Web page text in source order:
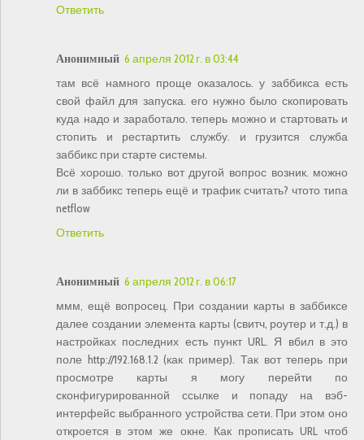
Ответить
Анонимный 6 апреля 2012 г. в 03:44
там всё намного проще оказалось. у заббикса есть
свой файл для запуска. его нужно было скопировать
куда надо и заработало. теперь можно и стартовать и
стопить и рестартить службу. и грузится служба
заббикс при старте системы.
Всё хорошо. только вот другой вопрос возник. можно
ли в заббикс теперь ещё и трафик считать? чтото типа
netflow
Ответить
Анонимный 6 апреля 2012 г. в 06:17
ммм, ещё вопросец. При создании карты в заббиксе
далее создании элемента карты (свитч, роутер и т.д.) в
настройках последних есть пункт URL. Я вбил в это
поле http://192.168.1.2 (как пример). Так вот теперь при
просмотре карты я могу перейти по
сконфигурированной ссылке и попаду на вэб-
интерфейс выбранного устройства сети. При этом оно
откроется в этом же окне. Как прописать URL чтоб